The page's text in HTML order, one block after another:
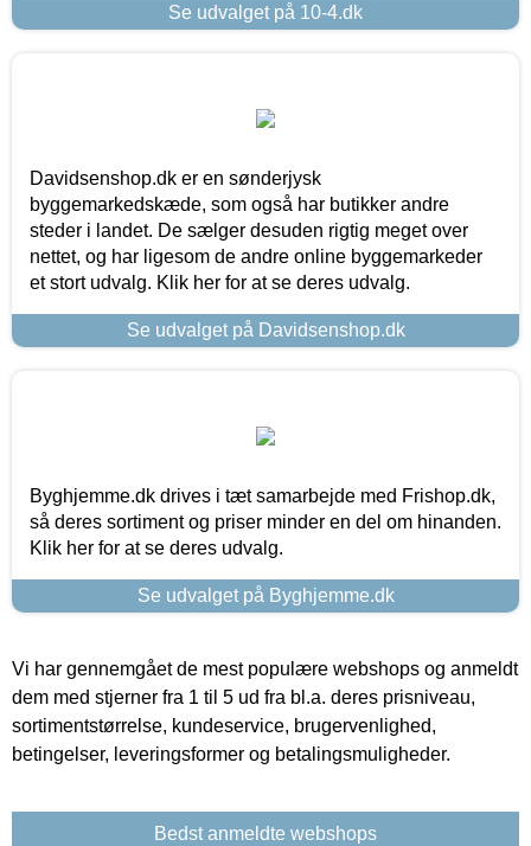
Se udvalget på 10-4.dk
Davidsenshop.dk er en sønderjysk
byggemarkedskæde, som også har butikker andre
steder i landet. De sælger desuden rigtig meget over
nettet, og har ligesom de andre online byggemarkeder
et stort udvalg. Klik her for at se deres udvalg.
Se udvalget på Davidsenshop.dk
Byghjemme.dk drives i tæt samarbejde med Frishop.dk,
så deres sortiment og priser minder en del om hinanden.
Klik her for at se deres udvalg.
Se udvalget på Byghjemme.dk
Vi har gennemgået de mest populære webshops og anmeldt
dem med stjerner fra 1 til 5 ud fra bl.a. deres prisniveau,
sortimentstørrelse, kundeservice, brugervenlighed,
betingelser, leveringsformer og betalingsmuligheder.
Bedst anmeldte webshops